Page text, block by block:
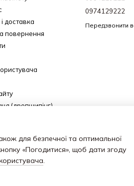
доставка
повернення
(дропшипінг)
0974129222
Передзвонити
для безпечної та оптимальної
«Погодитися», щоб дати згоду
.